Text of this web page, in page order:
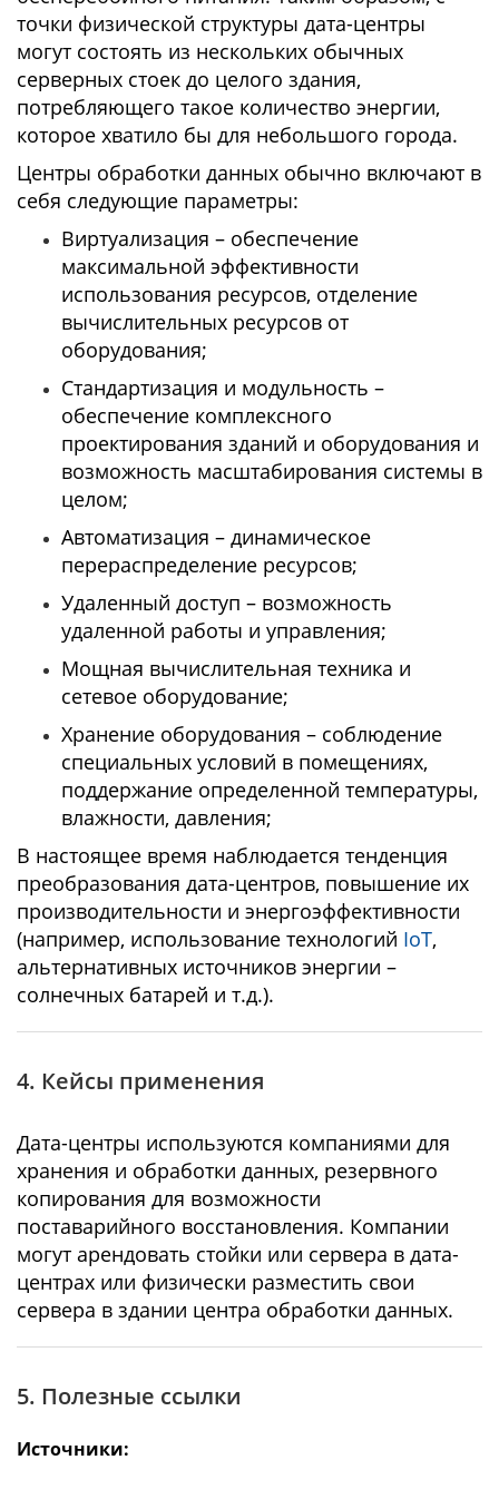
точки физической структуры дата-центры
могут состоять из нескольких обычных
серверных стоек до целого здания,
потребляющего такое количество энергии,
которое хватило бы для небольшого города.
Центры обработки данных обычно включают в
себя следующие параметры:
Виртуализация – обеспечение
максимальной эффективности
использования ресурсов, отделение
вычислительных ресурсов от
оборудования;
Стандартизация и модульность –
обеспечение комплексного
проектирования зданий и оборудования и
возможность масштабирования системы в
целом;
Автоматизация – динамическое
перераспределение ресурсов;
Удаленный доступ – возможность
удаленной работы и управления;
Мощная вычислительная техника и
сетевое оборудование;
Хранение оборудования – соблюдение
специальных условий в помещениях,
поддержание определенной температуры,
влажности, давления;
В настоящее время наблюдается тенденция
преобразования дата-центров, повышение их
производительности и энергоэффективности
(например, использование технологий IoT,
альтернативных источников энергии –
солнечных батарей и т.д.).
4. Кейсы применения
Дата-центры используются компаниями для
хранения и обработки данных, резервного
копирования для возможности
поставарийного восстановления. Компании
могут арендовать стойки или сервера в дата-
центрах или физически разместить свои
сервера в здании центра обработки данных.
5. Полезные ссылки
Источники: